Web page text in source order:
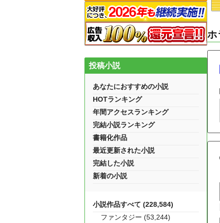
ホ
投稿小説
あなたにおすすめの小説
HOTランキング
年間アクセスランキング
完結小説ランキング
書籍化作品
最近更新された小説
完結した小説
新着の小説
小説作品すべて (228,584)
ファンタジー (53,244)